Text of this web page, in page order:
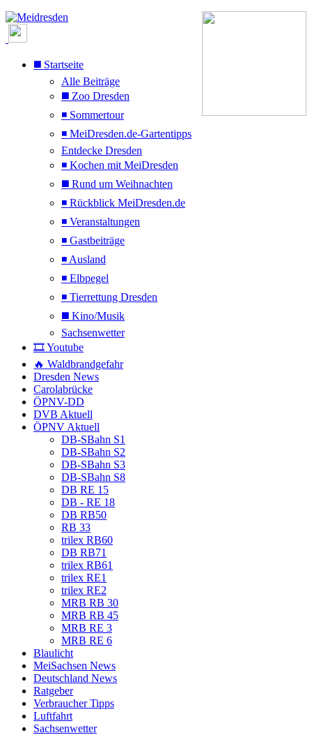
◼️ Startseite
Alle Beiträge
◼️ Zoo Dresden
◾ Sommertour
◾ MeiDresden.de-Gartentipps
Entdecke Dresden
◾ Kochen mit MeiDresden
◼️ Rund um Weihnachten
◾ Rückblick MeiDresden.de
◾ Veranstaltungen
◾ Gastbeiträge
◾ Ausland
◾ Elbpegel
◾ Tierrettung Dresden
◼️ Kino/Musik
Sachsenwetter
🎞️ Youtube
🔥 Waldbrandgefahr
Dresden News
Carolabrücke
ÖPNV-DD
DVB Aktuell
ÖPNV Aktuell
DB-SBahn S1
DB-SBahn S2
DB-SBahn S3
DB-SBahn S8
DB RE 15
DB - RE 18
DB RB50
RB 33
trilex RB60
DB RB71
trilex RB61
trilex RE1
trilex RE2
MRB RB 30
MRB RB 45
MRB RE 3
MRB RE 6
Blaulicht
MeiSachsen News
Deutschland News
Ratgeber
Verbraucher Tipps
Luftfahrt
Sachsenwetter